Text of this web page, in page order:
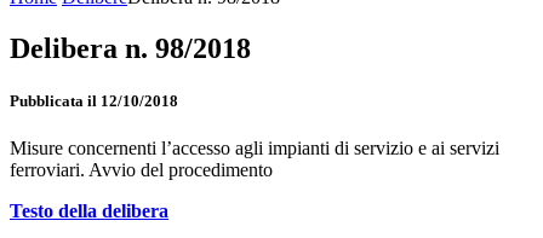
Delibera n. 98/2018
Pubblicata il 12/10/2018
Misure concernenti l’accesso agli impianti di servizio e ai servizi
ferroviari. Avvio del procedimento
Testo della delibera